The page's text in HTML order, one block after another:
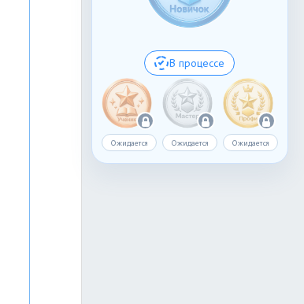
В процессе
Ожидается Ожидается Ожидается